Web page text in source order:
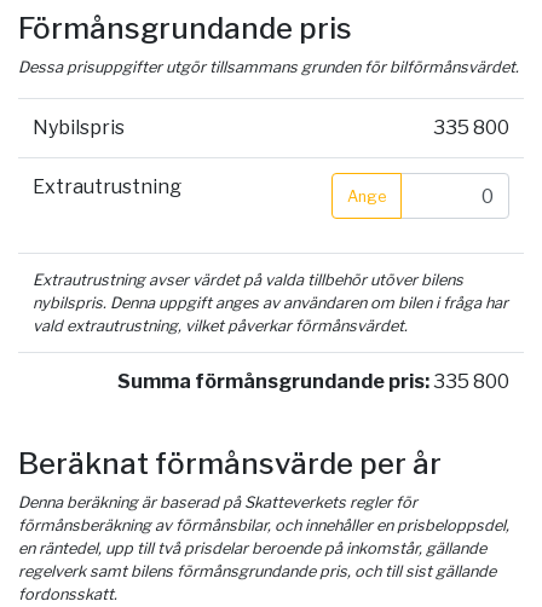
Förmånsgrundande pris
Dessa prisuppgifter utgör tillsammans grunden för bilförmånsvärdet.
Nybilspris 335 800
Extrautrustning Ange
Extrautrustning avser värdet på valda tillbehör utöver bilens
nybilspris. Denna uppgift anges av användaren om bilen i fråga har
vald extrautrustning, vilket påverkar förmånsvärdet.
Summa förmånsgrundande pris:335 800
Beräknat förmånsvärde per år
Denna beräkning är baserad på Skatteverkets regler för
förmånsberäkning av förmånsbilar, och innehåller en prisbeloppsdel,
en räntedel, upp till två prisdelar beroende på inkomstår, gällande
regelverk samt bilens förmånsgrundande pris, och till sist gällande
fordonsskatt.